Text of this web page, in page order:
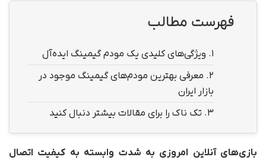
فهرست مطالب
1. ویژگی‌های کلیدی یک مودم گیمینگ ایده‌آل
2. معرفی بهترین مودم‌های گیمینگ موجود در
بازار ایران
3. تک ناک را برای مقالات بیشتر دنبال کنید
بازی‌های آنلاین امروزی به شدت وابسته به کیفیت اتصال